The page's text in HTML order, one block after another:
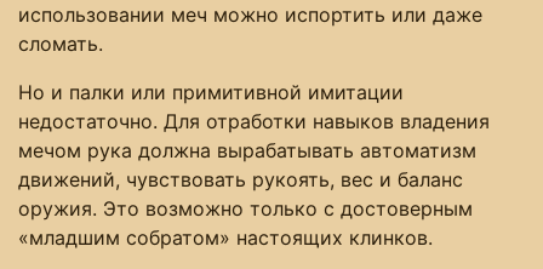
использовании меч можно испортить или даже
сломать.
Но и палки или примитивной имитации
недостаточно. Для отработки навыков владения
мечом рука должна вырабатывать автоматизм
движений, чувствовать рукоять, вес и баланс
оружия. Это возможно только с достоверным
«младшим собратом» настоящих клинков.